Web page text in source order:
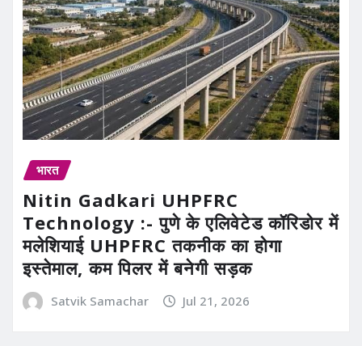
भारत
Nitin Gadkari UHPFRC
Technology :- पुणे के एलिवेटेड कॉरिडोर में
मलेशियाई UHPFRC तकनीक का होगा
इस्तेमाल, कम पिलर में बनेगी सड़क
Satvik Samachar Jul 21, 2026